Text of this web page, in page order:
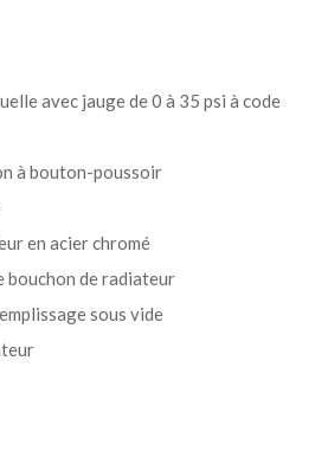
avec jauge de 0 à 35 psi à code
à bouton-poussoir
en acier chromé
bouchon de radiateur
sous vide